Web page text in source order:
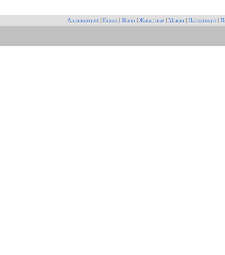
Автопортрет Город Жанр Животные Макро Натюрморт